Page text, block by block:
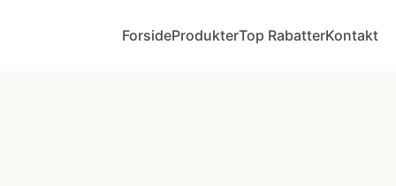
ForsideProdukterTop RabatterKontakt